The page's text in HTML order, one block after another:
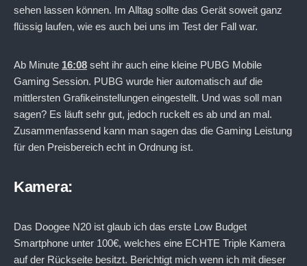
sehen lassen können. Im Alltag sollte das Gerät soweit ganz
flüssig laufen, wie es auch bei uns im Test der Fall war.
Ab Minute 16:08 seht ihr auch eine kleine PUBG Mobile
Gaming Session. PUBG wurde hier automatisch auf die
mittlersten Grafikeinstellungen eingestellt. Und was soll man
sagen? Es läuft sehr gut, jedoch ruckelt es ab und an mal.
Zusammenfassend kann man sagen das die Gaming Leistung
für den Preisbereich echt in Ordnung ist.
Kamera:
Das Doogee N20 ist glaub ich das erste Low Budget
Smartphone unter 100€, welches eine ECHTE Triple Kamera
auf der Rückseite besitzt. Berichtigt mich wenn ich mit dieser